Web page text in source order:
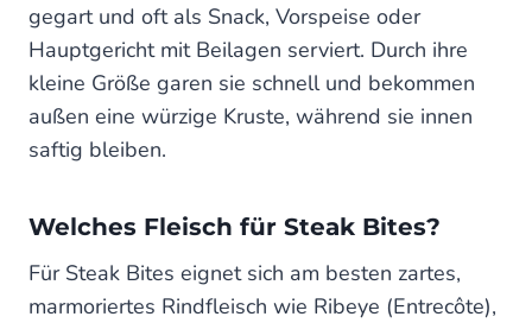
gegart und oft als Snack, Vorspeise oder
Hauptgericht mit Beilagen serviert. Durch ihre
kleine Größe garen sie schnell und bekommen
außen eine würzige Kruste, während sie innen
saftig bleiben.
Welches Fleisch für Steak Bites?
Für Steak Bites eignet sich am besten zartes,
marmoriertes Rindfleisch wie Ribeye (Entrecôte),